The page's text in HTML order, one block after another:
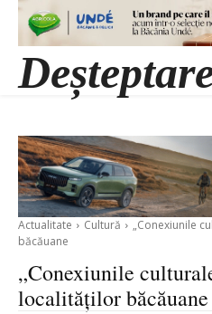
Actualitate Cultură
„Conexiunile
băcăuane
„Conexiunile
localităţilor băcăuane